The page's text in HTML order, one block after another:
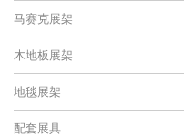
马赛克展架
木地板展架
地毯展架
配套展具